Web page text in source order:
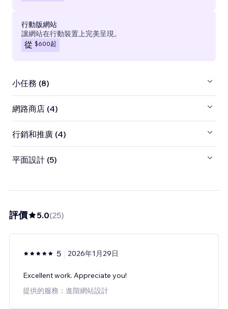
行動版網站
讓網站在行動裝置上完美呈現。
從 $600起
小任務 (8)
網路商店 (4)
行銷和推廣 (4)
平面設計 (5)
評價 5.0(25)
5 2026年1月29日
Excellent work. Appreciate you!
提供的服務：進階網站設計